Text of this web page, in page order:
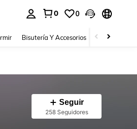
0 0
Bisutería Y Accesorios Zapatos
Seguir
258 Seguidores